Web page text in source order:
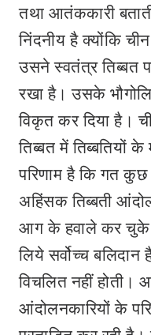
तथा आतंककारी
निंदनीय है क्योंकि
उसने स्वतंत्र तिब्बत
रखा है। उसके
विकृत कर दिया है।
तिब्बत में तिब्बतियों के
परिणाम है कि गत कुछ
अहिंसक तिब्बती
आग के हवाले कर
लिये सर्वोच्च
विचलित नहीं
आंदोलनकारियों के